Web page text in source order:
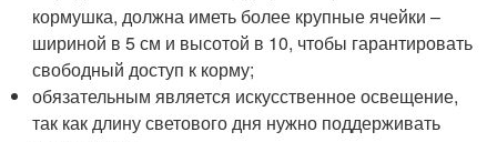
кормушка, должна иметь более крупные ячейки –
шириной в 5 см и высотой в 10, чтобы гарантировать
свободный доступ к корму;
обязательным является искусственное освещение,
так как длину светового дня нужно поддерживать